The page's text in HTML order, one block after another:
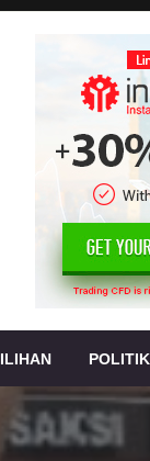
POLITIK